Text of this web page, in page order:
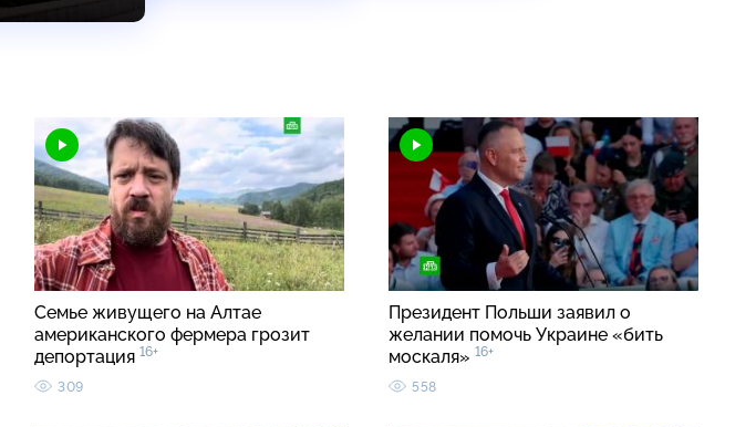
Семье живущего на Алтае
американского фермера грозит
депортация 16+
309
Президент Польши заявил о
желании помочь Украине «бить
москаля» 16+
558